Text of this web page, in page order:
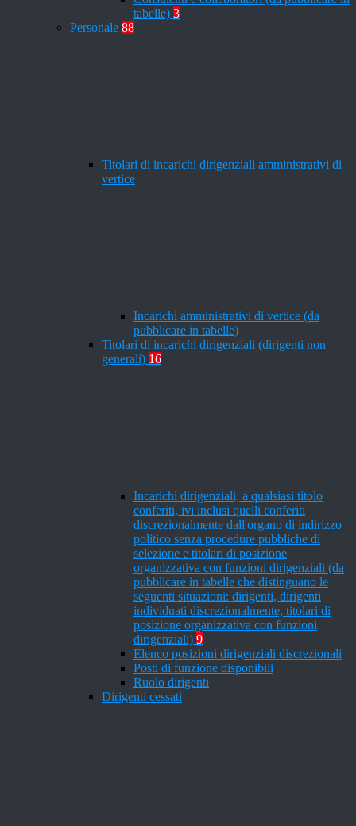
tabelle) 3
Personale 88
Titolari di incarichi dirigenziali amministrativi di
vertice
Incarichi amministrativi di vertice (da
pubblicare in tabelle)
Titolari di incarichi dirigenziali (dirigenti non
generali) 16
Incarichi dirigenziali, a qualsiasi titolo
conferiti, ivi inclusi quelli conferiti
discrezionalmente dall'organo di indirizzo
politico senza procedure pubbliche di
selezione e titolari di posizione
organizzativa con funzioni dirigenziali (da
pubblicare in tabelle che distinguano le
seguenti situazioni: dirigenti, dirigenti
individuati discrezionalmente, titolari di
posizione organizzativa con funzioni
dirigenziali) 9
Elenco posizioni dirigenziali discrezionali
Posti di funzione disponibili
Ruolo dirigenti
Dirigenti cessati